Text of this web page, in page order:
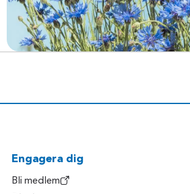
Engagera dig
Bli medlem